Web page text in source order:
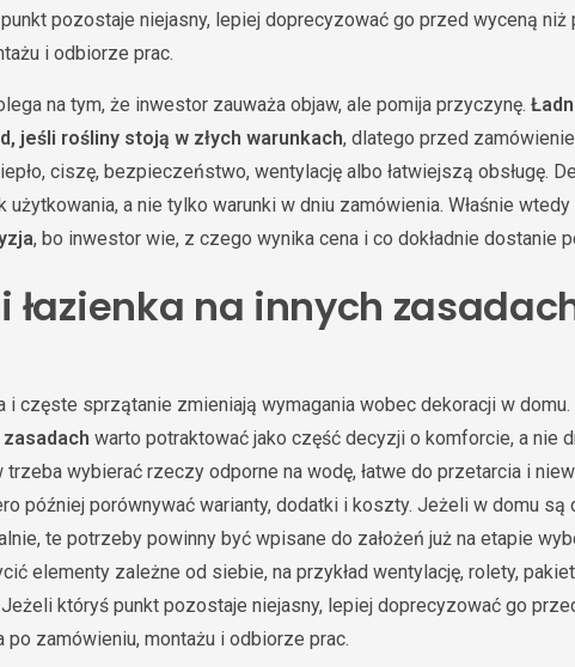
pozostaje niejasny, lepiej doprecyzować go przed wyceną niż
i odbiorze prac.
na tym, że inwestor zauważa objaw, ale pomija przyczynę.
jeśli rośliny stoją w złych warunkach, dlatego przed
ciszę, bezpieczeństwo, wentylację albo łatwiejszą obsługę.
użytkowania, a nie tylko warunki w dniu zamówienia. Właśnie
, bo inwestor wie, z czego wynika cena i co dokładnie dostanie
łazienka na innych
i częste sprzątanie zmieniają wymagania wobec dekoracji w
warto potraktować jako część decyzji o komforcie, a nie
trzeba wybierać rzeczy odporne na wodę, łatwe do przetarcia i
później porównywać warianty, dodatki i koszty. Jeżeli w domu
te potrzeby powinny być wpisane do założeń już na etapie
elementy zależne od siebie, na przykład wentylację, rolety,
któryś punkt pozostaje niejasny, lepiej doprecyzować go
po zamówieniu, montażu i odbiorze prac.